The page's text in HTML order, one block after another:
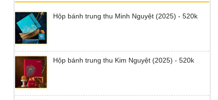
Hộp bánh trung thu Minh Nguyệt (2025) - 520k
Hộp bánh trung thu Kim Nguyệt (2025) - 520k